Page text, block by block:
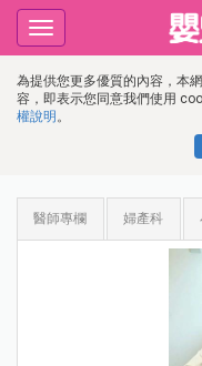
為提供您更多優質的內容，本
容，即表示您同意我們使用
權說明 。
Toggle
navigation
醫師專欄 婦產科